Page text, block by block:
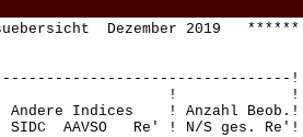
Dezember 2019 ******
!
! !
Indices ! Anzahl Beob.!
AAVSO Re' ! N/S ges. Re'!